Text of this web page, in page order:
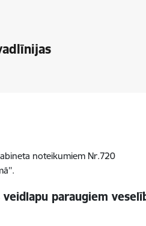
noteikumiem Nr.720
paraugiem